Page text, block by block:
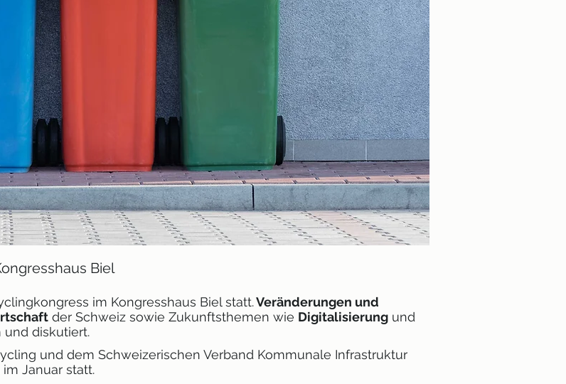
Biel
im Kongresshaus Biel statt.Veränderungen und
der Schweiz sowie Zukunftsthemen wie Digitalisierung und
diskutiert.
und dem Schweizerischen Verband Kommunale Infrastruktur
Januar statt.